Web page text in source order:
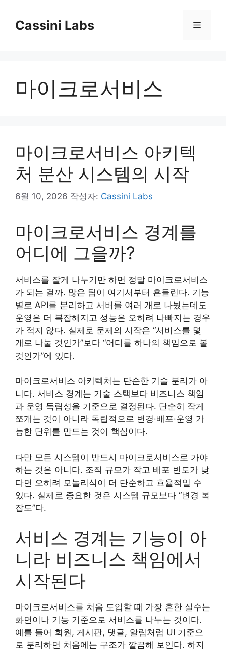
Cassini Labs 메
마이크로서비스
마이크로서비스 아키텍
처 분산 시스템의 시작
6월 10, 2026 작성자: Cassini Labs
마이크로서비스 경계를
어디에 그을까?
서비스를 잘게 나누기만 하면 정말 마이크로서비스
가 되는 걸까. 많은 팀이 여기서부터 흔들린다. 기능
별로 API를 분리하고 서버를 여러 개로 나눴는데도
운영은 더 복잡해지고 성능은 오히려 나빠지는 경우
가 적지 않다. 실제로 문제의 시작은 “서비스를 몇
개로 나눌 것인가”보다 “어디를 하나의 책임으로 볼
것인가”에 있다.
마이크로서비스 아키텍처는 단순한 기술 분리가 아
니다. 서비스 경계는 기술 스택보다 비즈니스 책임
과 운영 독립성을 기준으로 결정된다. 단순히 작게
쪼개는 것이 아니라 독립적으로 변경·배포·운영 가
능한 단위를 만드는 것이 핵심이다.
다만 모든 시스템이 반드시 마이크로서비스로 가야
하는 것은 아니다. 조직 규모가 작고 배포 빈도가 낮
다면 오히려 모놀리식이 더 단순하고 효율적일 수
있다. 실제로 중요한 것은 시스템 규모보다 “변경 복
잡도”다.
서비스 경계는 기능이 아
니라 비즈니스 책임에서
시작된다
마이크로서비스를 처음 도입할 때 가장 흔한 실수는
화면이나 기능 기준으로 서비스를 나누는 것이다.
예를 들어 회원, 게시판, 댓글, 알림처럼 UI 기준으
로 분리하면 처음에는 구조가 깔끔해 보인다. 하지